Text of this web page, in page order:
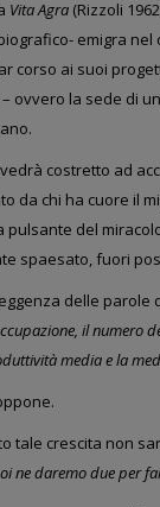
Vita Agra (Rizzoli
emigra
corso ai suoi
ovvero la sede di
costretto ad
da chi ha cuore il
pulsante del
spaesato, fuori
delle parole
il numero
media e la
tale crescita non
ne daremo due per